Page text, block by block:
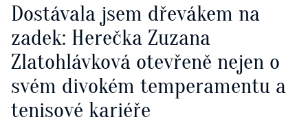
Dostávala jsem dřevákem na
zadek: Herečka Zuzana
Zlatohlávková otevřeně nejen o
svém divokém temperamentu a
tenisové kariéře